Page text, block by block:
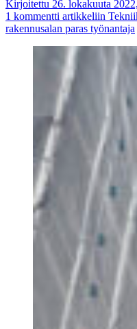
Kirjoitettu 26. lokakuuta
1 kommentti artikkeliin
rakennusalan paras työnantaja